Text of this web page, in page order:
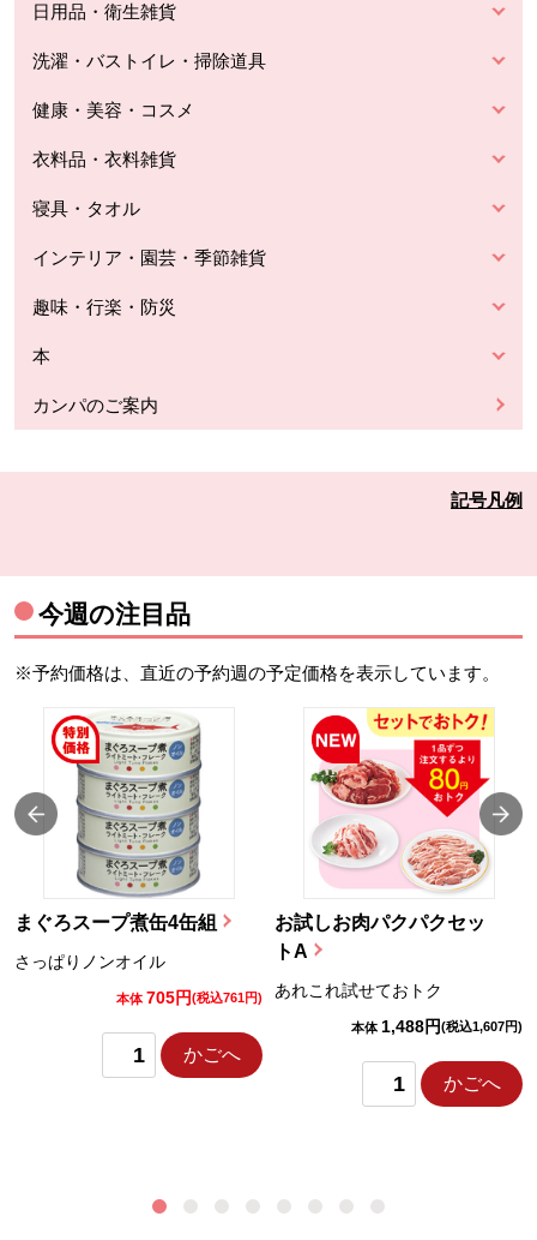
日用品・衛生雑貨
洗濯・バストイレ・掃除道具
健康・美容・コスメ
衣料品・衣料雑貨
寝具・タオル
インテリア・園芸・季節雑貨
趣味・行楽・防災
本
カンパのご案内
記号凡例
今週の注目品
※予約価格は、直近の予約週の予定価格を表示しています。
まぐろスープ煮缶4缶組
さっぱりノンオイル
本体 705円(税込761円)
かごへ
お試しお肉パクパクセッ
トA
あれこれ試せておトク
本体 1,488円(税込1,607円)
かごへ